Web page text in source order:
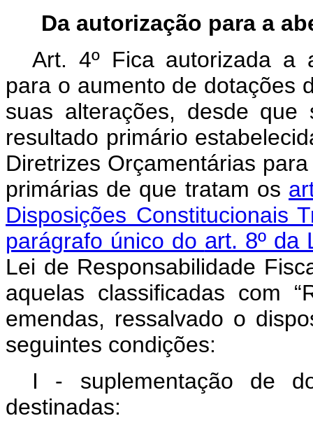
Da autorização para a
Art. 4º Fica autorizada a
para o aumento de dotações
suas alterações, desde
resultado primário
Diretrizes Orçamentárias
primárias de que tratam os
Disposições Constitucionais
parágrafo único do art. 8º da
Lei de Responsabilidade
aquelas classificadas com
emendas, ressalvado o
seguintes condições:
I - suplementação de
destinadas: